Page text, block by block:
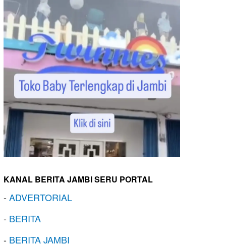
KANAL BERITA JAMBI SERU PORTAL
-ADVERTORIAL
- BERITA
- BERITA JAMBI